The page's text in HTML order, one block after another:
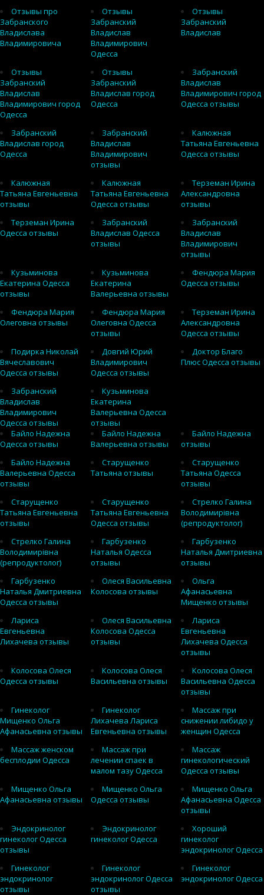
Отзывы про
Забранского
Владислава
Владимировича
Отзывы
Забранский
Владислав
Владимирович
Одесса
Отзывы
Забранский
Владислав
Отзывы
Забранский
Владислав
Владимирович город
Одесса
Отзывы
Забранский
Владислав город
Одесса
Забранский
Владислав
Владимирович город
Одесса отзывы
Забранский
Владислав город
Одесса
Забранский
Владислав
Владимирович
отзывы
Калюжная
Татьяна Евгеньевна
Одесса отзывы
Калюжная
Татьяна Евгеньевна
отзывы
Калюжная
Татьяна Евгеньевна
Одесса отзывы
Терземан Ирина
Александровна
отзывы
Терземан Ирина
Одесса отзывы
Забранский
Владислав Одесса
отзывы
Забранский
Владислав
Владимирович
отзывы
Кузьминова
Екатерина Одесса
отзывы
Кузьминова
Екатерина
Валерьевна отзывы
Фендюра Мария
Одесса отзывы
Фендюра Мария
Олеговна отзывы
Фендюра Мария
Олеговна Одесса
отзывы
Терземан Ирина
Александровна
Одесса отзывы
Подирка Николай
Вячеславович
Одесса отзывы
Довгий Юрий
Владимирович
Одесса отзывы
Доктор Благо
Плюс Одесса отзывы
Забранский
Владислав
Владимирович
Одесса отзывы
Кузьминова
Екатерина
Валерьевна Одесса
отзывы
Байло Надежна
Одесса отзывы
Байло Надежна
Валерьевна отзывы
Байло Надежна
отзывы
Байло Надежна
Валерьевна Одесса
отзывы
Старущенко
Татьяна отзывы
Старущенко
Татьяна Одесса
отзывы
Старущенко
Татьяна Евгеньевна
отзывы
Старущенко
Татьяна Евгеньевна
Одесса отзывы
Стрелко Галина
Володимирівна
(репродуктолог)
Стрелко Галина
Володимирівна
(репродуктолог)
Гарбузенко
Наталья Одесса
отзывы
Гарбузенко
Наталья Дмитриевна
отзывы
Гарбузенко
Наталья Дмитриевна
Одесса отзывы
Олеся Васильевна
Колосова отзывы
Ольга
Афанасьевна
Мищенко отзывы
Лариса
Евгеньевна
Лихачева отзывы
Олеся Васильевна
Колосова Одесса
отзывы
Лариса
Евгеньевна
Лихачева Одесса
отзывы
Колосова Олеся
Одесса отзывы
Колосова Олеся
Васильевна отзывы
Колосова Олеся
Васильевна Одесса
отзывы
Гинеколог
Мищенко Ольга
Афанасьевна отзывы
Гинеколог
Лихачева Лариса
Евгеньевна отзывы
Массаж при
снижении либидо у
женщин Одесса
Массаж женском
бесплодии Одесса
Массаж при
лечении спаек в
малом тазу Одесса
Массаж
гинекологический
Одесса отзывы
Мищенко Ольга
Афанасьевна отзывы
Мищенко Ольга
Одесса отзывы
Мищенко Ольга
Афанасьевна Одесса
отзывы
Эндокринолог
гинеколог Одесса
отзывы
Эндокринолог
гинеколог Одесса
Хороший
гинеколог
эндокринолог Одесса
Гинеколог
эндокринолог
отзывы
Гинеколог
эндокринолог Одесса
отзывы
Гинеколог
эндокринолог Одесса